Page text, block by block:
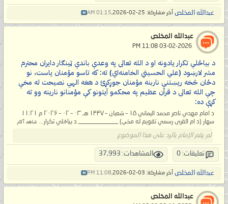
عبدالله المخلص آخر مشاركة: 25-02-2026, 01:15 AM
عبدالله المخلص
د بیاځلي تکرار یادونه او د الله تعالی په وعدې باندې ټینګار دایران محترم
مشر لارښود (علي الحسيني الخامنه‌اي) ته: که تاسو مؤمنان یاست، نو
دځان څخه ریښتنې ناربنه مؤمنان جوړکړئ د هغه الهي نصیحت له مخې
چې الله تعالی د قرآن عظیم په محکمو آیتونو کې مؤمنانو نارینه وو ته
کړې ده:
د امام مهدي ناصر محمد اليماني ۱۵ – شعبان – ۱۴۴۷ هـ ۰۳ – ۰۲ – ۲۰۲۶ م ۱۱:۲۱
سهار (د ام القری رسمي تقويم له مخې) _____________ د بیاځلي تکرار... شاهد أكثر
لم يقم الإمام بالرد على هذا الموضوع
تعليقات: 0 المشاهدات: 37,993
عبدالله المخلص آخر مشاركة: 03-02-2026, 11:08 PM
عبدالله المخلص